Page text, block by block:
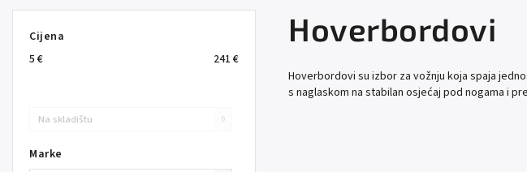
Cijena
5€ 241€
Na skladištu 0
Marke
Hoverbordovi
Hoverbordovi su izbor za vožnju koja spaja
s naglaskom na stabilan osjećaj pod nogama i